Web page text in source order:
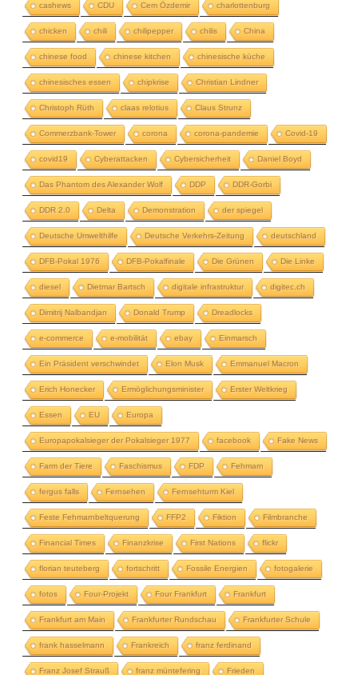
cashews CDU Cem Özdemir charlottenburg
chicken chili chilipepper chilis China
chinese food chinese kitchen chinesische küche
chinesisches essen chipkrise Christian Lindner
Christoph Rüth claas relotius Claus Strunz
Commerzbank-Tower corona corona-pandemie Covid-19
covid19 Cyberattacken Cybersicherheit Daniel Boyd
Das Phantom des Alexander Wolf DDP DDR-Gorbi
DDR 2.0 Delta Demonstration der spiegel
Deutsche Umwelthilfe Deutsche Verkehrs-Zeitung deutschland
DFB-Pokal 1976 DFB-Pokalfinale Die Grünen Die Linke
diesel Dietmar Bartsch digitale infrastruktur digitec.ch
Dimitrij Nalbandjan Donald Trump Dreadlocks
e-commerce e-mobilität ebay Einmarsch
Ein Präsident verschwindet Elon Musk Emmanuel Macron
Erich Honecker Ermöglichungsminister Erster Weltkrieg
Essen EU Europa
Europapokalsieger der Pokalsieger 1977 facebook Fake News
Farm der Tiere Faschismus FDP Fehmarn
fergus falls Fernsehen Fernsehturm Kiel
Feste Fehmarnbeltquerung FFP2 Fiktion Filmbranche
Financial Times Finanzkrise First Nations flickr
florian teuteberg fortschritt Fossile Energien fotogalerie
fotos Four-Projekt Four Frankfurt Frankfurt
Frankfurt am Main Frankfurter Rundschau Frankfurter Schule
frank hasselmann Frankreich franz ferdinand
Franz Josef Strauß franz müntefering Frieden